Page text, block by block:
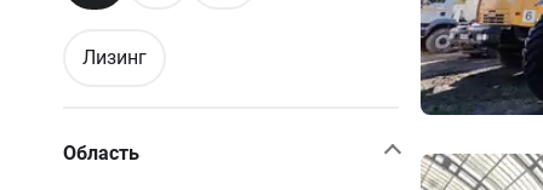
Лизинг
Область